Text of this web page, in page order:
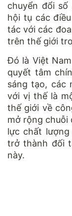
chuyển đổi
hội tụ các
tác với các
trên thế giới
Đó là Việt
quyết tâm
sáng tạo, các
với vị thế là
thế giới về
mở rộng chuỗi
lực chất
trở thành đối
này.